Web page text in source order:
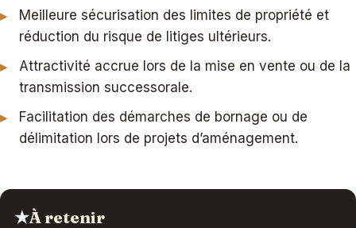
Meilleure sécurisation des limites de propriété et
réduction du risque de litiges ultérieurs.
Attractivité accrue lors de la mise en vente ou de la
transmission successorale.
Facilitation des démarches de bornage ou de
délimitation lors de projets d’aménagement.
★À retenir